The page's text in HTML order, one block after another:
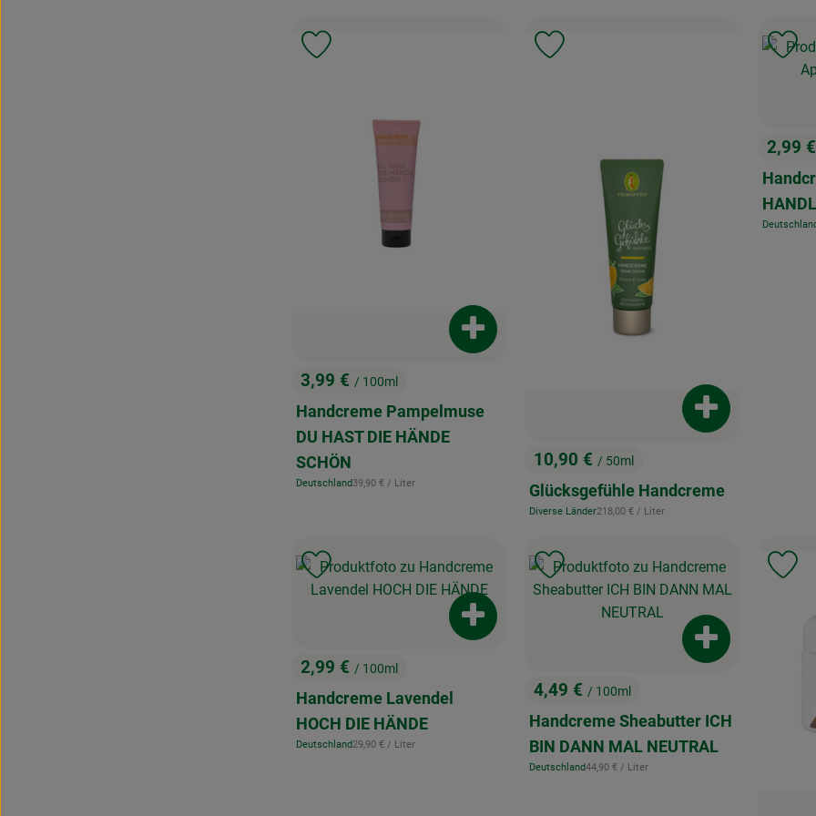
, Preis:
3,99 € / 100ml
Handcreme Pampelmuse
DU HAST DIE HÄNDE
SCHÖN
, Herkunft:
Deutschland, Referenzpreis:
39,90 € / Liter
Produkt zum Warenkorb hinzufügen
, Verband:
Produkt zu Favouriten hinzufügen
, Preis:
10,90 € / 50ml
Glücksgefühle Handcreme
, Herkunft:
Diverse Länder, Referenzpreis:
218,00 € / Liter
Produkt zum
Produkt zu Favouriten hinzufügen
, Preis:
2,99 €
, Herkunft:
, Preis:
2,99 € / 100ml
Handcreme Lavendel
HOCH DIE HÄNDE
, Herkunft:
Deutschland, Referenzpreis:
29,90 € / Liter
Produkt zum Warenkorb hinzufügen
, Verband:
Produkt zu Favouriten hinzufügen
, Preis:
4,49 € / 100ml
Handcreme Sheabutter ICH
BIN DANN MAL NEUTRAL
, Herkunft:
Deutschland, Referenzpreis:
44,90 € / Liter
Produkt zum
, Verband:
Produkt zu Favouriten hinzufügen